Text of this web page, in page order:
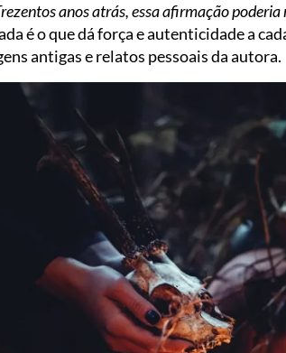
anos atrás, essa afirmação
é o que dá força e autenticidade a
antigas e relatos pessoais da autora.